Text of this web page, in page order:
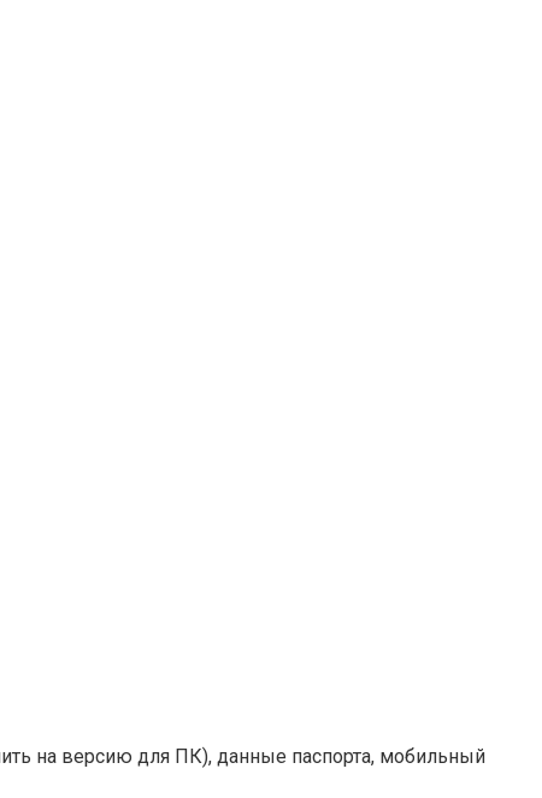
на версию для ПК), данные паспорта, мобильный